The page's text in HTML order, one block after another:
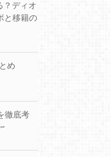
？ディオ
と移籍の
め
徹底考